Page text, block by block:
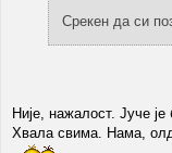
Срекен да си
Није, нажалост. Јуче
Хвала свима. Нама,